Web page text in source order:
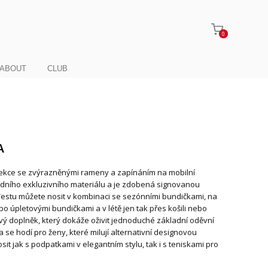
0
ABOUT CLUB
se zvýrazněnými rameny a zapínáním na mobilní
exkluzivního materiálu a je zdobená signovanou
můžete nosit v kombinaci se sezónními bundičkami, na
úpletovými bundičkami a v létě jen tak přes košili nebo
doplněk, který dokáže oživit jednoduché základní oděvní
se hodí pro ženy, které milují alternativní designovou
jak s podpatkami v elegantním stylu, tak i s teniskami pro